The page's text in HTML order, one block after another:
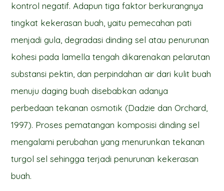
kontrol negatif. Adapun tiga faktor berkurangnya
tingkat kekerasan buah, yaitu pemecahan pati
menjadi gula, degradasi dinding sel atau penurunan
kohesi pada lamella tengah dikarenakan pelarutan
substansi pektin, dan perpindahan air dari kulit buah
menuju daging buah disebabkan adanya
perbedaan tekanan osmotik (Dadzie dan Orchard,
1997). Proses pematangan komposisi dinding sel
mengalami perubahan yang menurunkan tekanan
turgol sel sehingga terjadi penurunan kekerasan
buah.